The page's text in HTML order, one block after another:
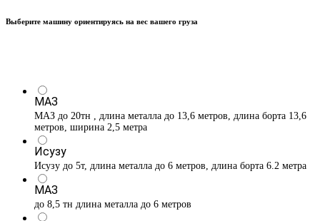
Выберите машину ориентируясь на вес вашего груза
МАЗ
МАЗ до 20тн , длина металла до 13,6 метров, длина борта 13,6
метров, ширина 2,5 метра
Исузу
Исузу до 5т, длина металла до 6 метров, длина борта 6.2 метра
МАЗ
до 8,5 тн длина металла до 6 метров